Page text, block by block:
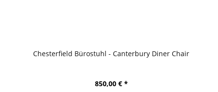
Chesterfield Bürostuhl - Canterbury Diner Chair
850,00 € *